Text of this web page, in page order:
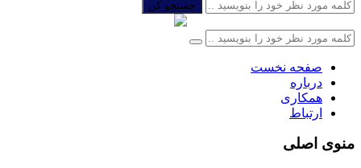
جستجو کن
صفحه نخست
درباره
همکاری
ارتباط
منوی اصلی